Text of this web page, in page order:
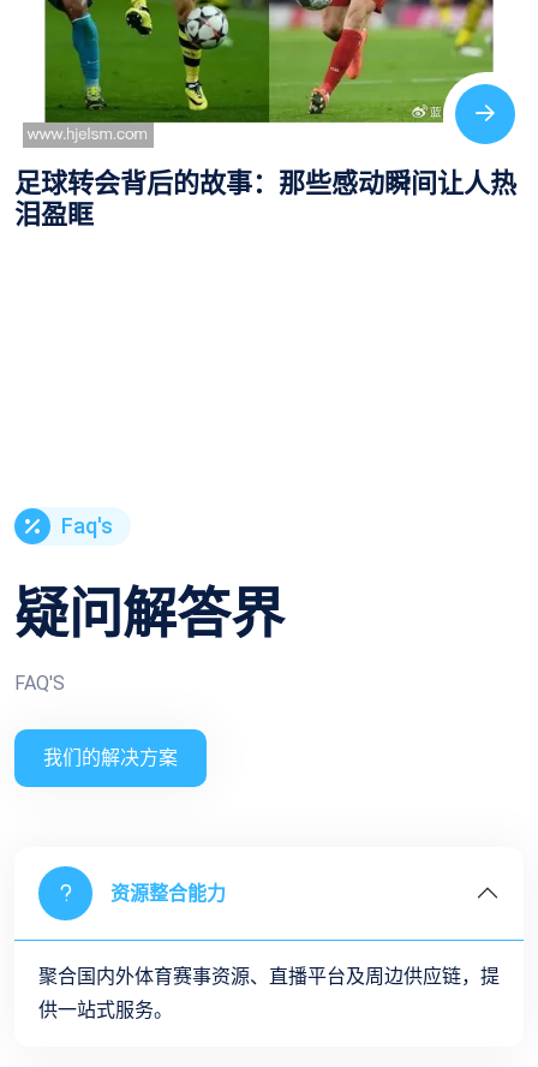
Faq's
疑问解答界
FAQ'S
我们的解决方案
资源整合能力
聚合国内外体育赛事资源、直播平台及周边供应链，提
供一站式服务。